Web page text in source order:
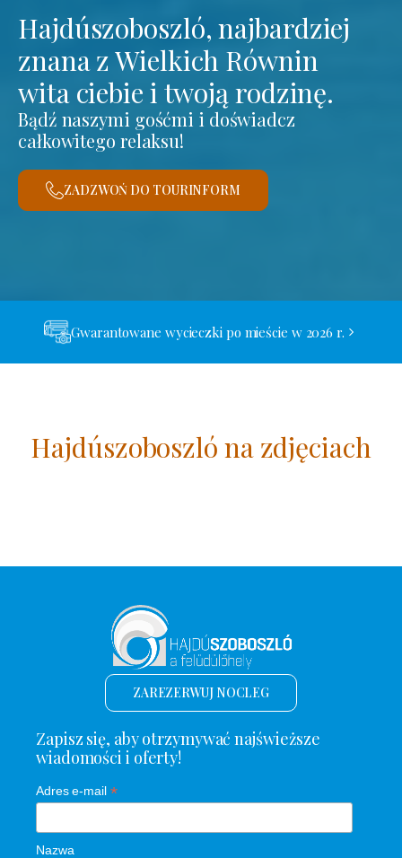
Hajdúszoboszló, najbardziej
znana z Wielkich Równin
wita ciebie i twoją rodzinę.
Bądź naszymi gośćmi i doświadcz
całkowitego relaksu!
ZADZWOŃ DO TOURINFORM
Gwarantowane wycieczki po mieście w 2026 r.
Hajdúszoboszló na zdjęciach
ZAREZERWUJ NOCLEG
Zapisz się, aby otrzymywać najświeższe
wiadomości i oferty!
Adres e-mail *
Nazwa